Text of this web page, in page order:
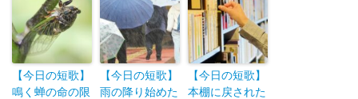
【今日の短歌】
鳴く蝉の命の限
【今日の短歌】
雨の降り始めた
【今日の短歌】
本棚に戻された